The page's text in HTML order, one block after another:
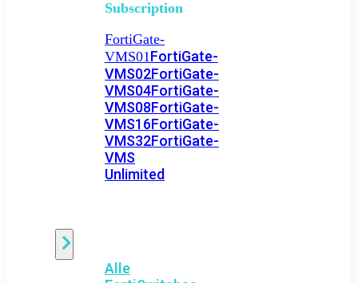
Subscription
FortiGate-
VMS01FortiGate-
VMS02FortiGate-
VMS04FortiGate-
VMS08FortiGate-
VMS16FortiGate-
VMS32FortiGate-
VMS
Unlimited
Alle